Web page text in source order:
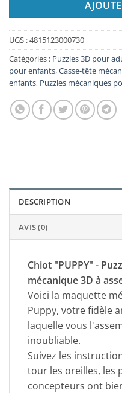
UGS :4815123000730
Catégories : Puzzles 3D pour
pour enfants,Casse-tête
enfants, Puzzles mécaniques
DESCRIPTION
AVIS (0)
Chiot "PUPPY" -
mécanique 3D à
Voici la maquette
Puppy, votre fidèle
laquelle vous
inoubliable.
Suivez les
tour les oreilles, les
concepteurs ont